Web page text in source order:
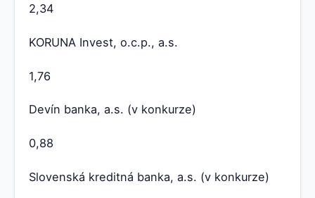
2,34
KORUNA Invest, o.c.p., a.s.
1,76
Devín banka, a.s. (v konkurze)
0,88
Slovenská kreditná banka, a.s. (v konkurze)